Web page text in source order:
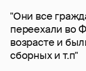
"Они все
переехали во
возрасте и
сборных и т.п"